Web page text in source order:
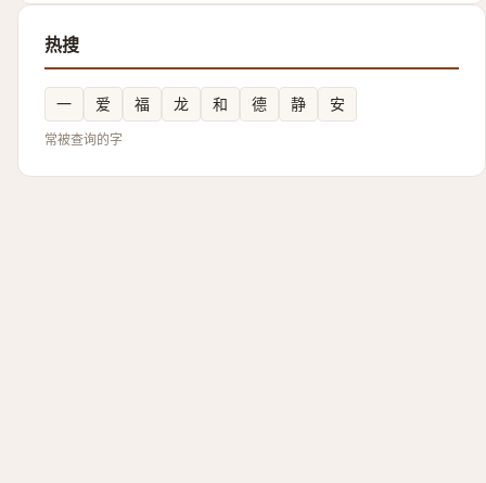
热搜
一 爱 福 龙 和 德 静 安
常被查询的字